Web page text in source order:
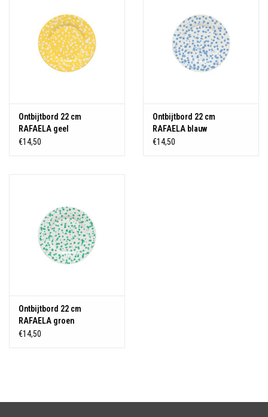
Ontbijtbord 22 cm
RAFAELA geel
€14,50
Ontbijtbord 22 cm
RAFAELA blauw
€14,50
Ontbijtbord 22 cm
RAFAELA groen
€14,50